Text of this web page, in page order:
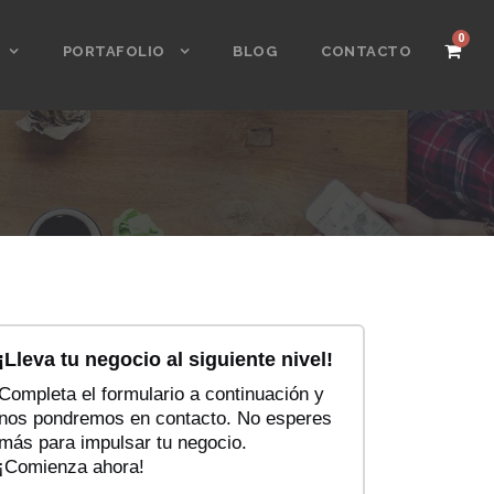
PORTAFOLIO BLOG CONTACTO
0
¡Lleva tu negocio al siguiente nivel!
el formulario a continuación y
nos pondremos en contacto. No esperes
más para impulsar tu negocio.
¡Comienza ahora!